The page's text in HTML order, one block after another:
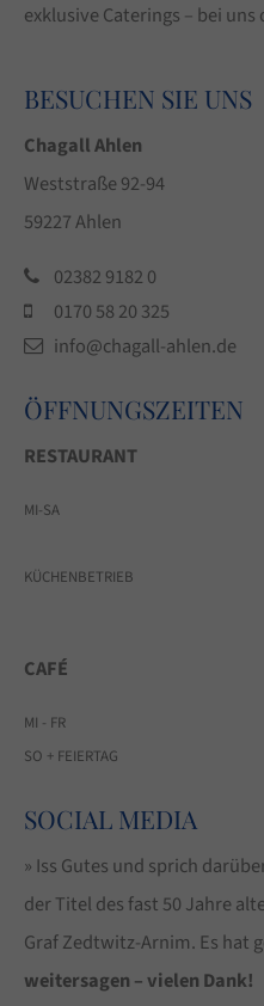
exklusive Caterings – bei
BESUCHEN SIE UNS
Chagall Ahlen
Weststraße 92-94
59227 Ahlen
02382 9182 0
0170 58 20 325
info@chagall-ahlen.de
ÖFFNUNGSZEITEN
RESTAURANT
MI-SA
KÜCHENBETRIEB
CAFÉ
MI - FR
SO + FEIERTAG
SOCIAL MEDIA
» Iss Gutes und sprich
der Titel des fast 50 Jahre
Graf Zedtwitz-Arnim. Es hat
weitersagen – vielen Dank!